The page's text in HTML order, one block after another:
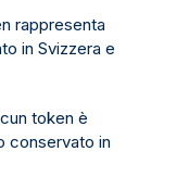
rappresenta
in Svizzera e
token è
conservato in